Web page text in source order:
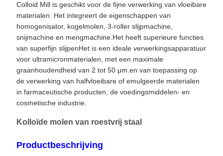
Colloid Mill is geschikt voor de fijne verwerking van vloeibare
materialen. Het integreert de eigenschappen van
homogenisator, kogelmolen, 3-roller slijpmachine,
snijmachine en mengmachine.Het heeft superieure functies
van superfijn slijpenHet is een ideale verwerkingsapparatuur
voor ultramicronmaterialen, met een maximale
graanhoudendheid van 2 tot 50 μm.en van toepassing op
de verwerking van halfvloeibare of emulgeerde materialen
in farmaceutische producten, de voedingsmiddelen- en
cosmetische industrie.
Kolloïde molen van roestvrij staal
Productbeschrijving